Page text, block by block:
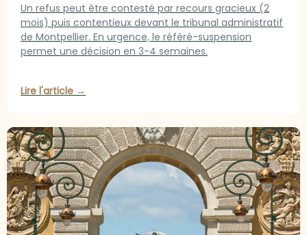
Un refus peut être contesté par recours gracieux (2
mois) puis contentieux devant le tribunal administratif
de Montpellier. En urgence, le référé-suspension
permet une décision en 3-4 semaines.
Lire l'article →